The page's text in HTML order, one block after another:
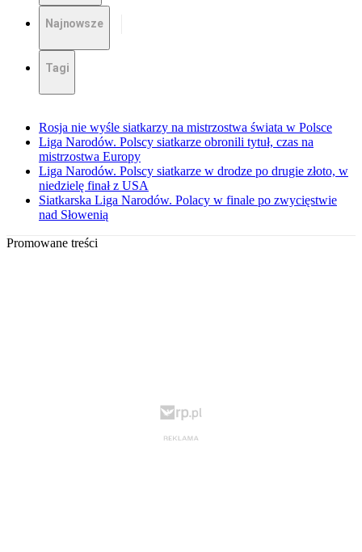
Najnowsze
Tagi
Rosja nie wyśle siatkarzy na mistrzostwa świata w Polsce
Liga Narodów. Polscy siatkarze obronili tytuł, czas na
mistrzostwa Europy
Liga Narodów. Polscy siatkarze w drodze po drugie złoto, w
niedzielę finał z USA
Siatkarska Liga Narodów. Polacy w finale po zwycięstwie
nad Słowenią
Promowane treści